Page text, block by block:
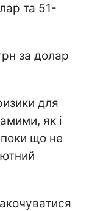
та 51-
за долар
для
як і
поки що не